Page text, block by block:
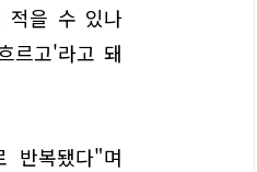
적을 수 있나
르고'라고 돼
반복됐다"며